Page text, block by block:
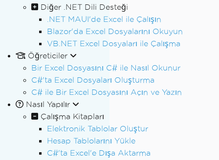
Diğer .NET Dili Desteği
.NET MAUI'de Excel ile Çalışın
Blazor'da Excel Dosyalarını Okuyun
VB.NET Excel Dosyaları ile Çalışma
Öğreticiler
Bir Excel Dosyasını C# ile Nasıl Okunur
C#'ta Excel Dosyaları Oluşturma
C# ile Bir Excel Dosyasını Açın ve Yazın
Nasıl Yapılır
Çalışma Kitapları
Elektronik Tablolar Oluştur
Hesap Tablolarını Yükle
C#'ta Excel'e Dışa Aktarma